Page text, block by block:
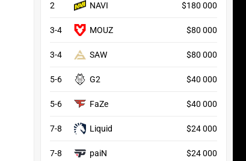
2 NAVI $180 000
3-4 MOUZ $80 000
3-4 SAW $80 000
5-6 G2 $40 000
5-6 FaZe $40 000
7-8 Liquid $24 000
7-8 paiN $24 000